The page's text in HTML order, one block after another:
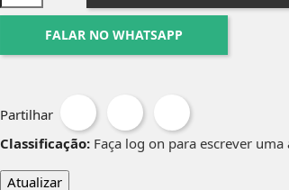
FALAR NO WHATSAPP
Partilhar
Classificação: Faça log on para escrever uma